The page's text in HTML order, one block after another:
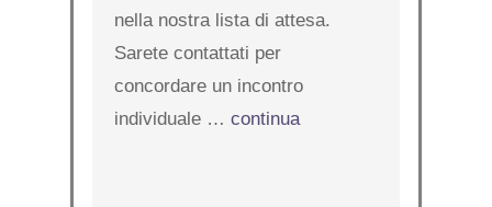
nella nostra lista di attesa.
Sarete contattati per
concordare un incontro
individuale … continua